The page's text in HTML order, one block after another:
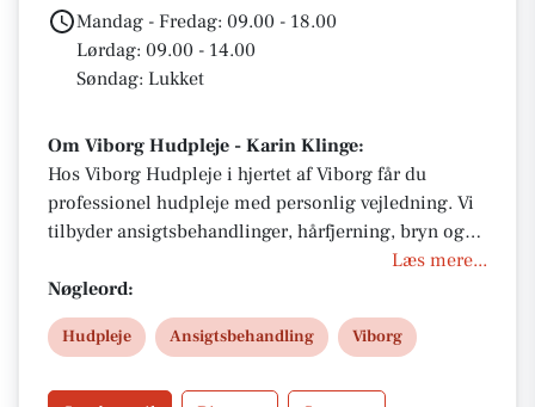
Mandag - Fredag: 09.00 - 18.00
Lørdag: 09.00 - 14.00
Søndag: Lukket
Om Viborg Hudpleje - Karin Klinge:
Hos Viborg Hudpleje i hjertet af Viborg får du
professionel hudpleje med personlig vejledning. Vi
tilbyder ansigtsbehandlinger, hårfjerning, bryn og
vipper, manicure, pedicure og meget mere. Med
over 25 års erfaring, holistisk tilgang og
kvalitetsprodukter fra Dermalogica, Advanced
Nutrition og Jane Iredale, sikres din hud de bedste
Læs mere...
Nøgleord:
Hudpleje Ansigtsbehandling Viborg